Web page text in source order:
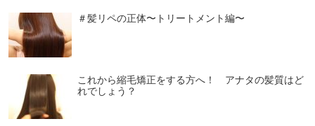
＃髪リペの正体〜トリートメント編〜
これから縮毛矯正をする方へ！ アナタの髪質はど
れでしょう？